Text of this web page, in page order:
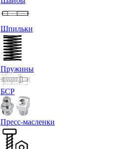
Шпильки
Пружины
БСР
Пресс-масленки